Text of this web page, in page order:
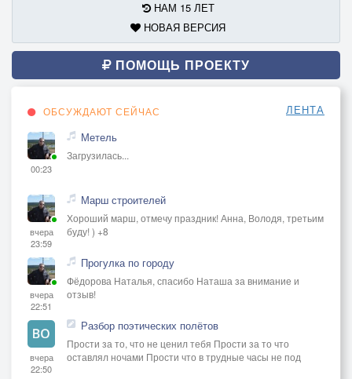
НАМ 15 ЛЕТ
НОВАЯ ВЕРСИЯ
ПОМОЩЬ ПРОЕКТУ
ОБСУЖДАЮТ СЕЙЧАС ЛЕНТА
00:23
Метель
Загрузилась...
вчера
23:59
Марш строителей
Хороший марш, отмечу праздник! Анна, Володя, третьим
буду! ) +8
вчера
22:51
Прогулка по городу
Фёдорова Наталья, спасибо Наташа за внимание и
отзыв!
вчера
22:50
Разбор поэтических полётов
Прости за то, что не ценил тебя Прости за то что
оставлял ночами Прости что в трудные часы не под